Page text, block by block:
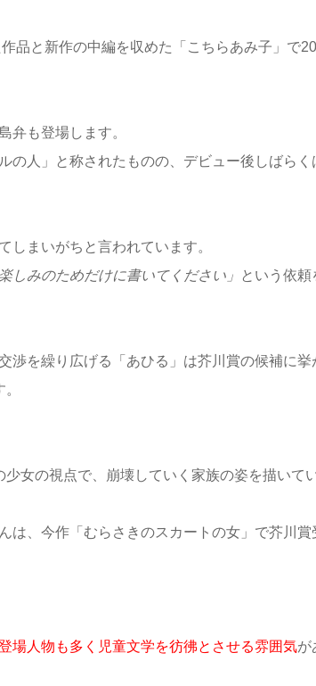
品と新作の中編を収めた「こちらあみ子」で
弁も登場します。
の人」と称されたものの、デビュー後しばらく
しまいがちと言われています。
しみのためだけに書いてください」
という依頼
渉を繰り広げる「あひる」は芥川賞の候補に挙
女の視点で、崩壊していく家族の姿を描いて
は、今作「むらさきのスカートの女」で芥川賞
場人物も多く児童文学を彷彿とさせる雰囲気が